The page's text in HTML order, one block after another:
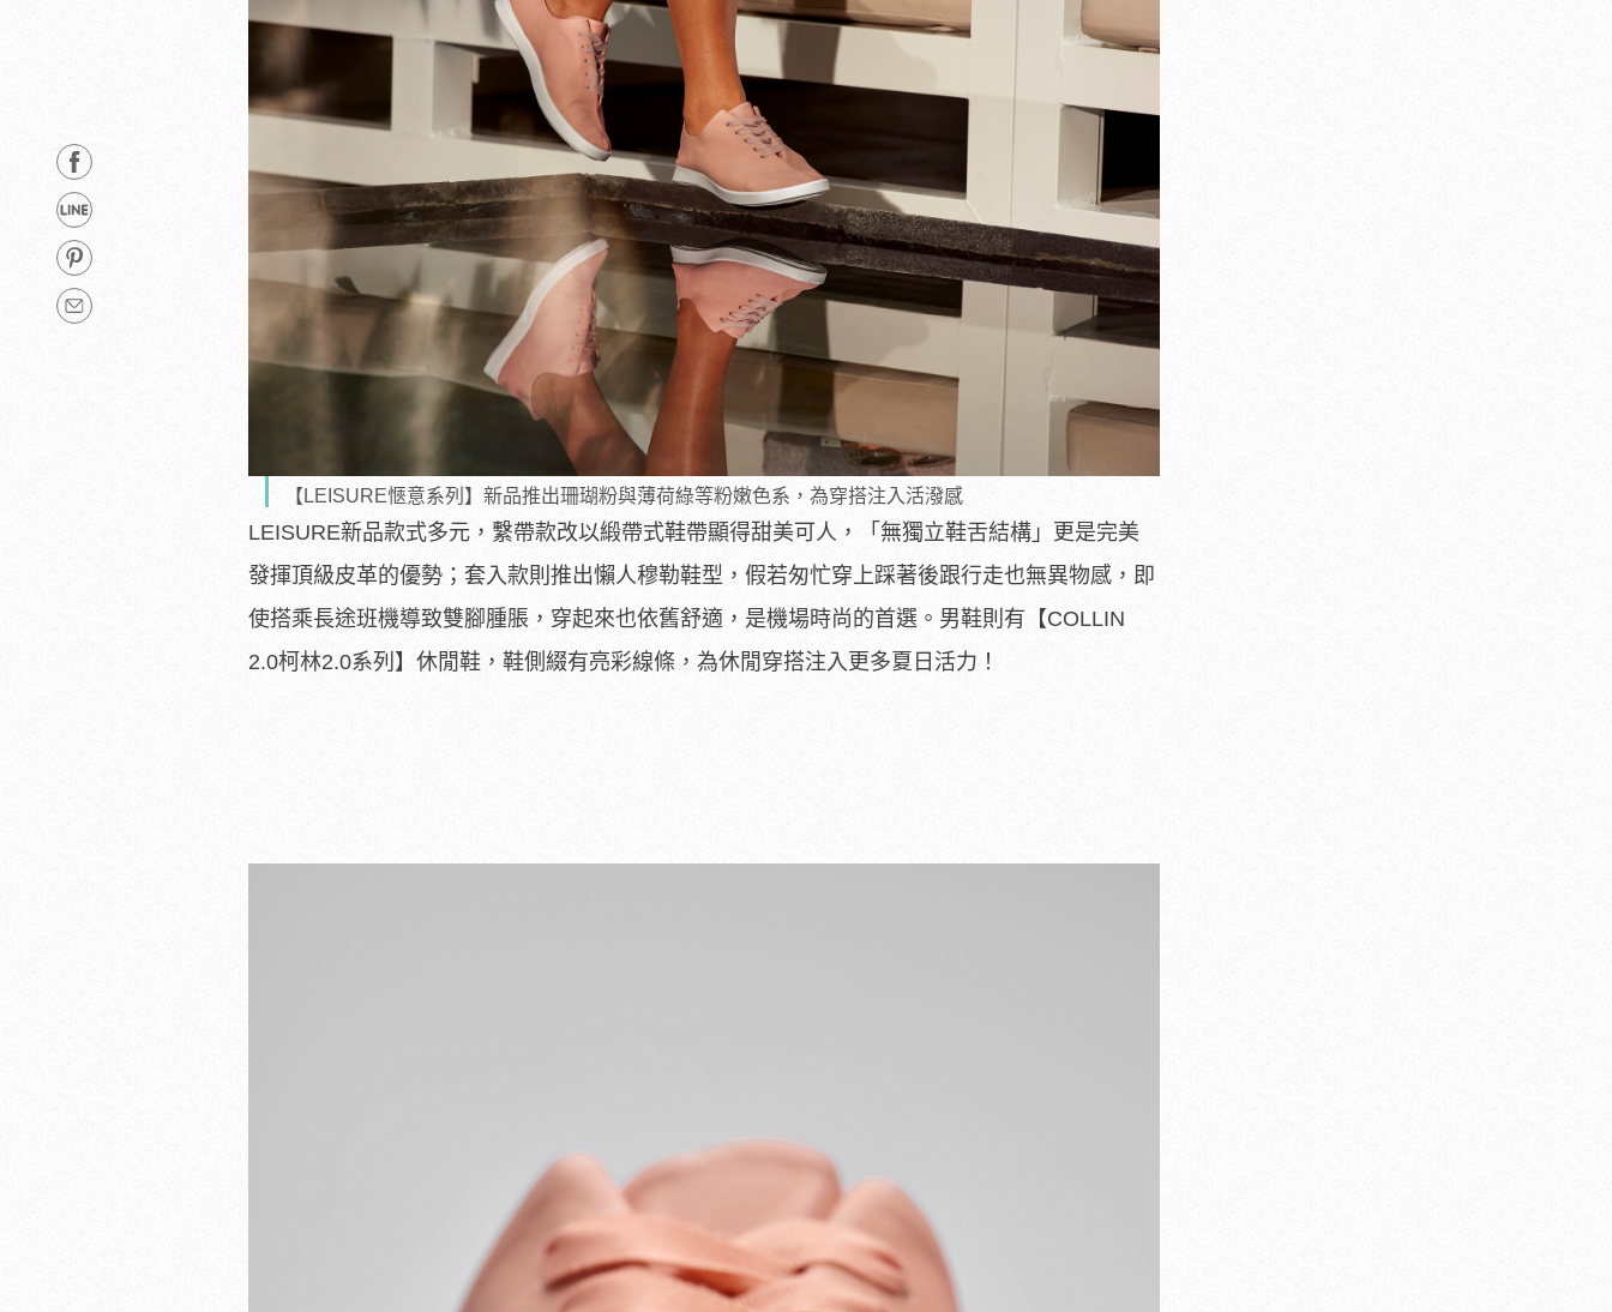
【LEISURE愜意系列】新品推出珊瑚粉與薄荷綠等粉嫩色系，為穿搭注入活潑感
LEISURE新品款式多元，繫帶款改以緞帶式鞋帶顯得甜美可人，「無獨立鞋舌結構」更是完美
發揮頂級皮革的優勢；套入款則推出懶人穆勒鞋型，假若匆忙穿上踩著後跟行走也無異物感，即
使搭乘長途班機導致雙腳腫脹，穿起來也依舊舒適，是機場時尚的首選。男鞋則有【COLLIN
2.0柯林2.0系列】休閒鞋，鞋側綴有亮彩線條，為休閒穿搭注入更多夏日活力！